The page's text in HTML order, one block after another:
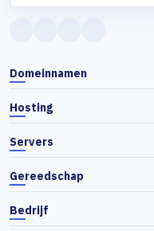
Domeinnamen
Hosting
Servers
Gereedschap
Bedrijf